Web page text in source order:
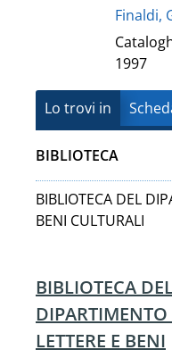
Finaldi,
1997
Lo trovi in
BIBLIOTECA
BIBLIOTECA DEL
BENI CULTURALI
BIBLIOTECA
LETTERE E BENI